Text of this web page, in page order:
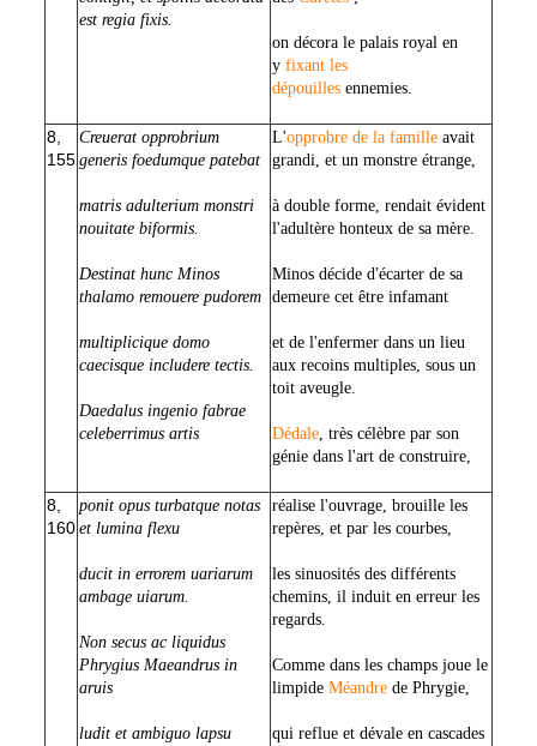
est regia fixis.
on décora le palais royal en
y fixant les
dépouilles ennemies.
8,
155
Creuerat opprobrium
generis foedumque patebat
matris adulterium monstri
nouitate biformis.
Destinat hunc Minos
thalamo remouere pudorem
multiplicique domo
caecisque includere tectis.
Daedalus ingenio fabrae
celeberrimus artis
L'opprobre de la famille avait
grandi, et un monstre étrange,
à double forme, rendait évident
l'adultère honteux de sa mère.
Minos décide d'écarter de sa
demeure cet être infamant
et de l'enfermer dans un lieu
aux recoins multiples, sous un
toit aveugle.
Dédale, très célèbre par son
génie dans l'art de construire,
8,
160
ponit opus turbatque notas
et lumina flexu
ducit in errorem uariarum
ambage uiarum.
Non secus ac liquidus
Phrygius Maeandrus in
aruis
ludit et ambiguo lapsu
réalise l'ouvrage, brouille les
repères, et par les courbes,
les sinuosités des différents
chemins, il induit en erreur les
regards.
Comme dans les champs joue le
limpide Méandre de Phrygie,
qui reflue et dévale en cascades